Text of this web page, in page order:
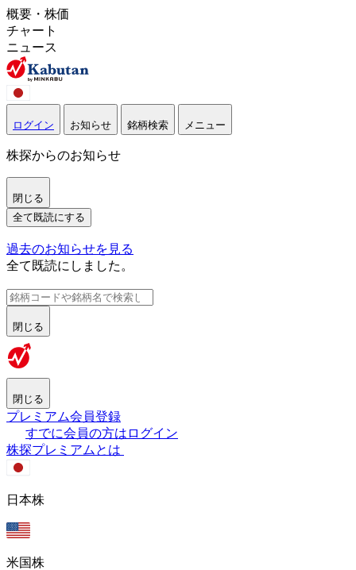
概要・株価
チャート
ニュース
ログイン お知らせ 銘柄検索 メニュー
株探からのお知らせ
閉じる
全て既読にする
過去のお知らせを見る
全て既読にしました。
閉じる
閉じる
プレミアム会員登録
すでに会員の方はログイン
株探プレミアムとは
日本株
米国株